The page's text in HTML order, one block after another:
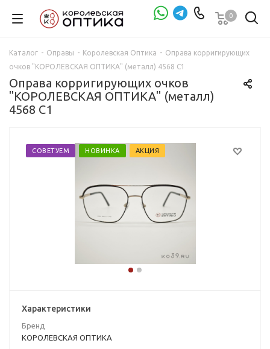
0
Каталог - Оправы - Королевская Оптика - Оправа корригирующих
очков "КОРОЛЕВСКАЯ ОПТИКА" (металл) 4568 С1
Оправа корригирующих очков
"КОРОЛЕВСКАЯ ОПТИКА" (металл)
4568 С1
СОВЕТУЕМ НОВИНКА АКЦИЯ
Характеристики
Бренд
КОРОЛЕВСКАЯ ОПТИКА